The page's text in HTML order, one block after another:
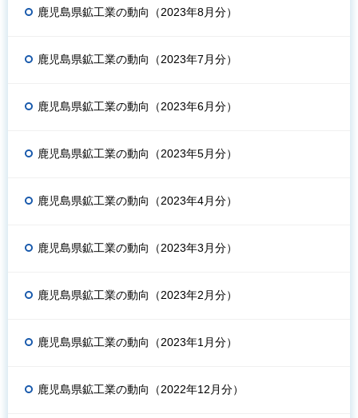
鹿児島県鉱工業の動向（2023年8月分）
鹿児島県鉱工業の動向（2023年7月分）
鹿児島県鉱工業の動向（2023年6月分）
鹿児島県鉱工業の動向（2023年5月分）
鹿児島県鉱工業の動向（2023年4月分）
鹿児島県鉱工業の動向（2023年3月分）
鹿児島県鉱工業の動向（2023年2月分）
鹿児島県鉱工業の動向（2023年1月分）
鹿児島県鉱工業の動向（2022年12月分）